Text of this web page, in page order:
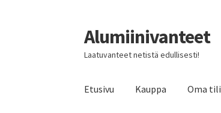
Siirry
navigointiin
Siirry
sisältöön
Alumiinivanteet
Laatuvanteet netistä edullisesti!
Etusivu Kauppa Oma tili